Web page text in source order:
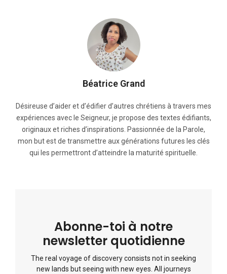
Béatrice Grand
Désireuse d’aider et d’édifier d’autres chrétiens à travers mes
expériences avec le Seigneur, je propose des textes édifiants,
originaux et riches d’inspirations. Passionnée de la Parole,
mon but est de transmettre aux générations futures les clés
qui les permettront d’atteindre la maturité spirituelle.
Abonne-toi à notre
newsletter quotidienne
The real voyage of discovery consists not in seeking
new lands but seeing with new eyes. All journeys